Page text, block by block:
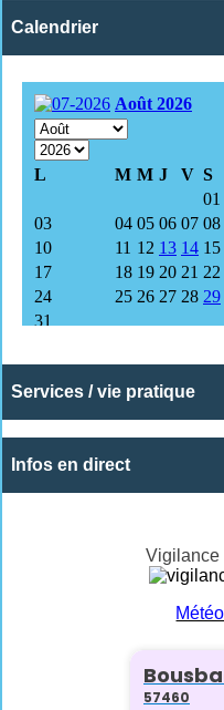
Calendrier
Services / vie pratique
Infos en direct
Vigilance